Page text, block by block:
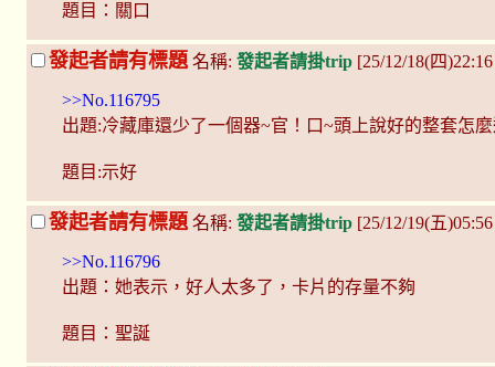
題目：關口
發起者請有標題 名稱: 發起者請掛trip [25/12/18(四
>>No.116795
出題:冷藏庫還少了一個器~官！口~頭上說好的整套怎
題目:示好
發起者請有標題 名稱: 發起者請掛trip [25/12/19(五
>>No.116796
出題：她表示，好人太多了，卡片的存量不夠
題目：聖誕